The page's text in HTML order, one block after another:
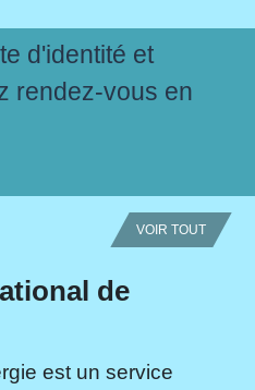
d'identité et
rendez-vous en
VOIR TOUT
de
est un service